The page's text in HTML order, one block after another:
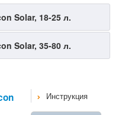
Solar, 18-25 л.
Solar, 35-80 л.
Инструкция